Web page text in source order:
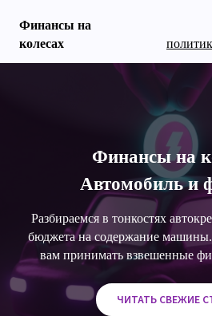
Финансы на
колесах
Финансы на колесах
Финансы на
Автомобиль и
Разбираемся в тонкостях
бюджета на содержание
вам принимать взвешенные
ЧИТАТЬ СВЕЖИЕ